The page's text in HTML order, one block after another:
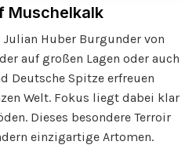
Muschelkalk
Huber Burgunder von
auf großen Lagen oder auch
Deutsche Spitze erfreuen
Welt. Fokus liegt dabei klar
Dieses besondere Terroir
einzigartige Artomen.